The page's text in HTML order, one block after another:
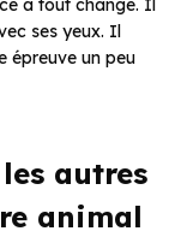
a tout changé. Il
ses yeux. Il
épreuve un peu
autres
animal